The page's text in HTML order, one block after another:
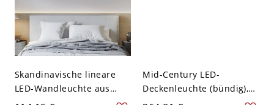
Skandinavische lineare
LED-Wandleuchte aus
Holz, minimalistisches
Mid-Century LED-
Deckenleuchte (bündig),
geometrische Leuchte aus